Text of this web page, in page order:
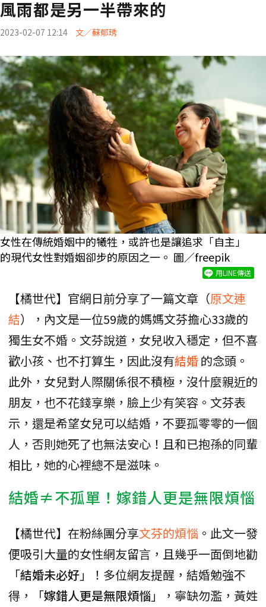
風雨都是另一半帶來的
2023-02-07 12:14 文／蘇郁琇
女性在傳統婚姻中的犧牲，或許也是讓追求「自主」
的現代女性對婚姻卻步的原因之一。 圖／freepik
用LINE傳送
【橘世代】官網日前分享了一篇文章（原文連
結），內文是一位59歲的媽媽文芬擔心33歲的
獨生女不婚。文芬說道，女兒收入穩定，但不喜
歡小孩、也不打算生，因此沒有結婚的念頭。
此外，女兒對人際關係很不積極，沒什麼親近的
朋友，也不花錢享樂，臉上少有笑容。文芬表
示，還是希望女兒可以結婚，不要孤零零的一個
人，否則她死了也無法安心！且和已抱孫的同輩
相比，她的心裡總不是滋味。
結婚≠不孤單！嫁錯人更是無限煩惱
【橘世代】在粉絲團分享文芬的煩惱 。此文一發
便吸引大量的女性網友留言，且幾乎一面倒地勸
「結婚未必好」！多位網友提醒，結婚勉強不
得，「嫁錯人更是無限煩惱」，寧缺勿濫，黃姓